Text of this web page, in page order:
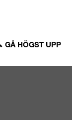
GÅ HÖGST UPP